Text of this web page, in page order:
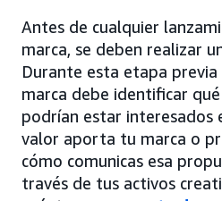
Antes de cualquier
marca, se deben realizar
Durante esta etapa
marca debe identificar
podrían estar interesados
valor aporta tu marca o
cómo comunicas esa
través de tus activos